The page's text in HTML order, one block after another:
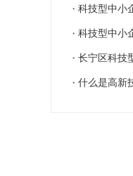
金项目指南
・ 科技型中小
・ 科技型中小
・ 长宁区科技
・ 什么是高新